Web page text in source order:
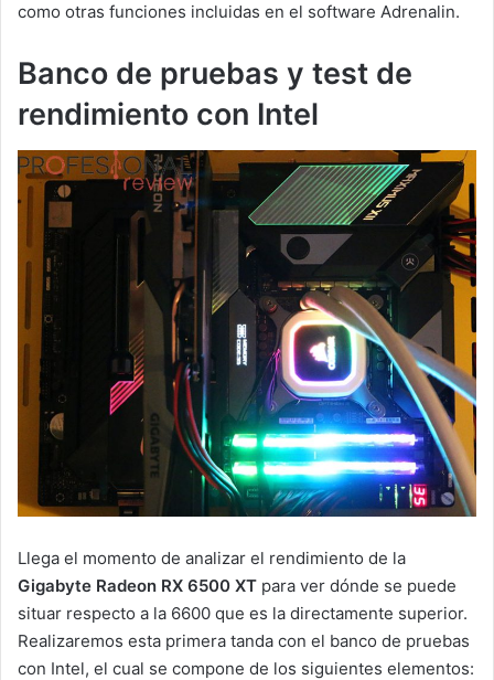
como otras funciones incluidas en el software Adrenalin.
Banco de pruebas y test de
rendimiento con Intel
Llega el momento de analizar el rendimiento de la
Gigabyte Radeon RX 6500 XT para ver dónde se puede
situar respecto a la 6600 que es la directamente superior.
Realizaremos esta primera tanda con el banco de pruebas
con Intel, el cual se compone de los siguientes elementos: